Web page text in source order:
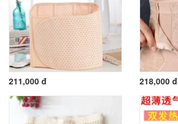
211,000 đ 218,000 đ